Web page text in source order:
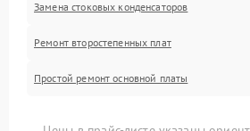
Замена стоковых конденсаторов
Ремонт второстепенных плат
Простой ремонт основной платы